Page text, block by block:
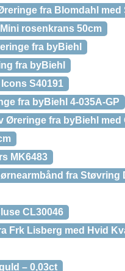
fra Blomdahl med
Mini rosenkrans 50cm
fra byBiehl
fra byBiehl
S40191
fra byBiehl 4-035A-GP
Øreringe fra byBiehl
MK6483
fra Støvring
CL30046
Frk Lisberg med Hvid
– 0,03ct